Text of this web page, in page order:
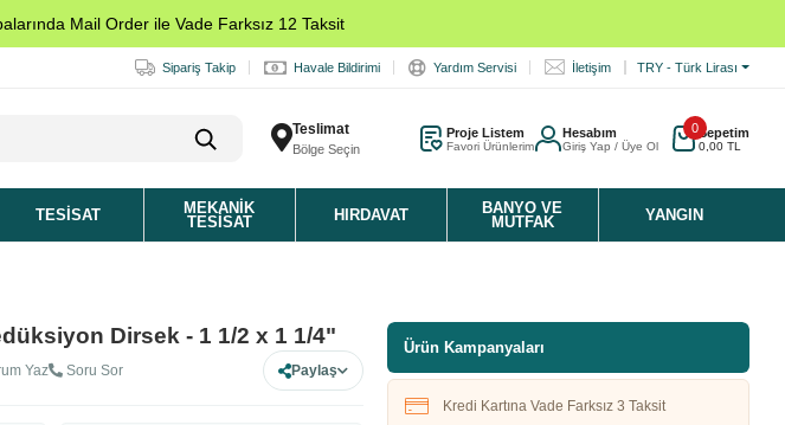
Mail Order ile Vade Farksız 12 Taksit
Sipariş Takip Havale Bildirimi Yardım Servisi İletişim TRY - Türk Lirası
Teslimat
Bölge Seçin
Proje Listem
Favori Ürünlerim
Hesabım
Giriş Yap / Üye Ol
0Sepetim
0,00 TL
TESISAT
MEKANIK
TESISAT
HIRDAVAT
BANYO VE
MUTFAK
YANGIN
Dirsek - 1 1/2 x 1 1/4"
Yaz Soru Sor Paylaş
Ürün Kampanyaları
Kredi Kartına Vade Farksız 3 Taksit